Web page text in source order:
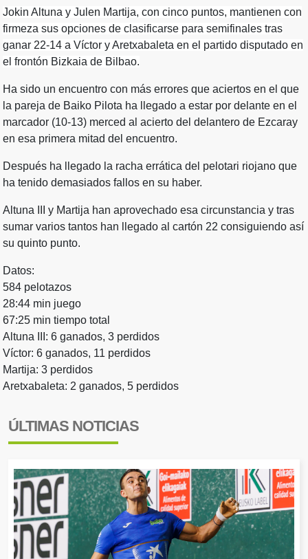
Jokin Altuna y Julen Martija, con cinco puntos, mantienen con
firmeza sus opciones de clasificarse para semifinales tras
ganar 22-14 a Víctor y Aretxabaleta en el partido disputado en
el frontón Bizkaia de Bilbao.
Ha sido un encuentro con más errores que aciertos en el que
la pareja de Baiko Pilota ha llegado a estar por delante en el
marcador (10-13) merced al acierto del delantero de Ezcaray
en esa primera mitad del encuentro.
Después ha llegado la racha errática del pelotari riojano que
ha tenido demasiados fallos en su haber.
Altuna III y Martija han aprovechado esa circunstancia y tras
sumar varios tantos han llegado al cartón 22 consiguiendo así
su quinto punto.
Datos:
584 pelotazos
28:44 min juego
67:25 min tiempo total
Altuna III: 6 ganados, 3 perdidos
Víctor: 6 ganados, 11 perdidos
Martija: 3 perdidos
Aretxabaleta: 2 ganados, 5 perdidos
ÚLTIMAS NOTICIAS